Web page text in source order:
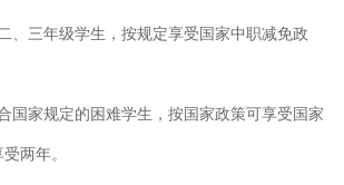
、三年级学生，按规定享受国家中职减免政
国家规定的困难学生，按国家政策可享受国家
两年。